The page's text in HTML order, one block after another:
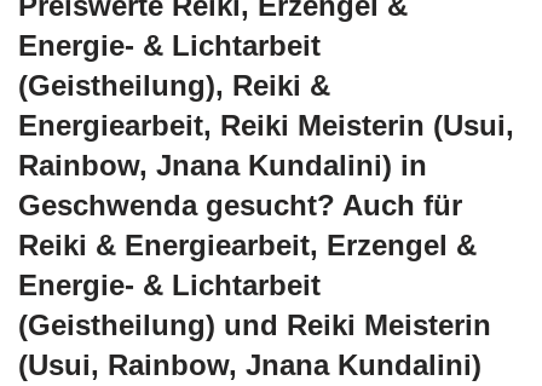
Energie- & Lichtarbeit
(Geistheilung), Reiki &
Energiearbeit, Reiki Meisterin (Usui,
Rainbow, Jnana Kundalini) in
Geschwenda gesucht? Auch für
Reiki & Energiearbeit, Erzengel &
Energie- & Lichtarbeit
(Geistheilung) und Reiki Meisterin
(Usui, Rainbow, Jnana Kundalini)